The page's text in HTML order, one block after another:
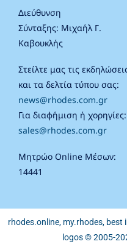
Διεύθυνση
Σύνταξης: Μιχαήλ Γ.
Καβουκλής
Στείλτε μας τις
και τα δελτία τύπου σας:
news@rhodes.com.gr
Για διαφήμιση ή χορηγίες:
sales@rhodes.com.gr
Μητρώο Online Μέσων:
14441
rhodes.online, my.rhodes,
logos © 2005-